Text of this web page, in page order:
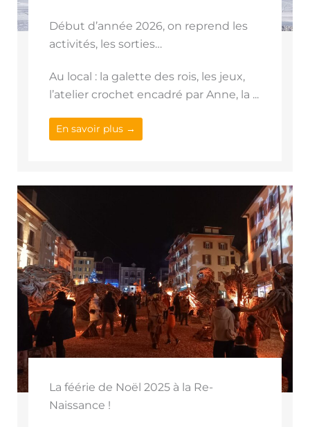
Début d’année 2026, on reprend les
activités, les sorties…
Au local : la galette des rois, les jeux,
l’atelier crochet encadré par Anne, la ...
En savoir plus →
La féérie de Noël 2025 à la Re-
Naissance !